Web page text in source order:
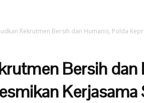
Rekrutmen Bersih dan Humanis, Polda
Bersih dan
Kerjasama